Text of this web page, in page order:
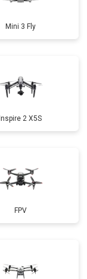
Mini 3 Fly
Inspire 2 X5S
FPV